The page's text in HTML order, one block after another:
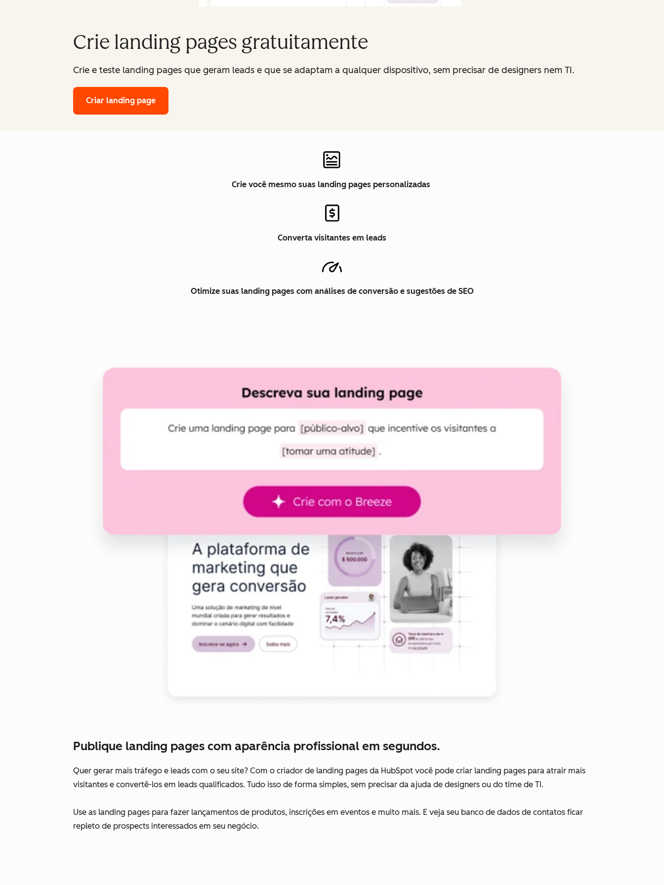
Crie landing pages gratuitamente
Crie e teste landing pages que geram leads e que se adaptam a qualquer dispositivo, sem precisar de designers nem TI.
Criar landing page
Crie você mesmo suas landing pages personalizadas
Converta visitantes em leads
Otimize suas landing pages com análises de conversão e sugestões de SEO
Publique landing pages com aparência profissional em segundos.
Quer gerar mais tráfego e leads com o seu site? Com o criador de landing pages da HubSpot você pode criar landing pages para atrair mais
visitantes e convertê-los em leads qualificados. Tudo isso de forma simples, sem precisar da ajuda de designers ou do time de TI.
Use as landing pages para fazer lançamentos de produtos, inscrições em eventos e muito mais. E veja seu banco de dados de contatos ficar
repleto de prospects interessados em seu negócio.